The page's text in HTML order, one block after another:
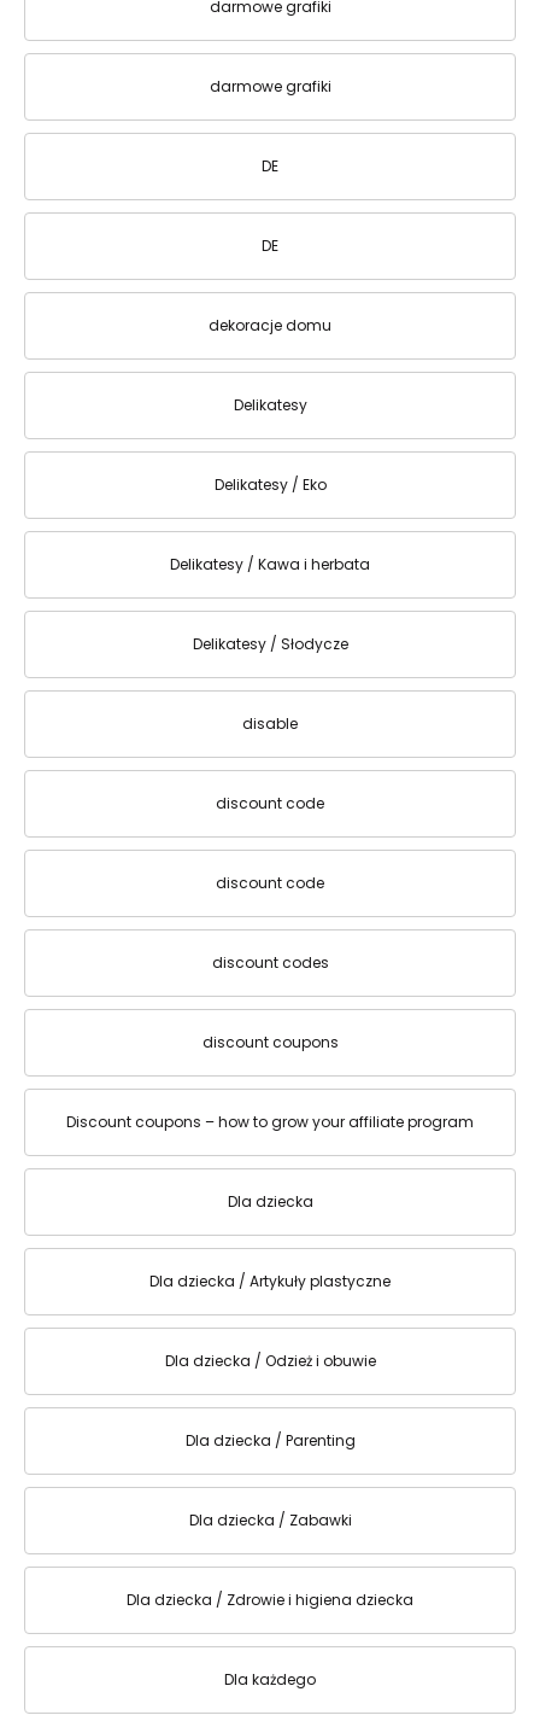
darmowe grafiki
darmowe grafiki
DE
DE
dekoracje domu
Delikatesy
Delikatesy / Eko
Delikatesy / Kawa i herbata
Delikatesy / Słodycze
disable
discount code
discount code
discount codes
discount coupons
Discount coupons – how to grow your affiliate program
Dla dziecka
Dla dziecka / Artykuły plastyczne
Dla dziecka / Odzież i obuwie
Dla dziecka / Parenting
Dla dziecka / Zabawki
Dla dziecka / Zdrowie i higiena dziecka
Dla każdego